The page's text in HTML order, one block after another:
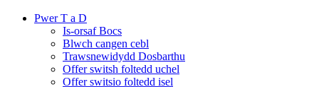
Pwer T a D
Is-orsaf Bocs
Blwch cangen cebl
Trawsnewidydd Dosbarthu
Offer switsh foltedd uchel
Offer switsio foltedd isel